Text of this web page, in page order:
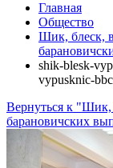
Главная
Общество
Шик, блеск,
shik-blesk-
vypusknic-
Вернуться к "Шик,
барановичских